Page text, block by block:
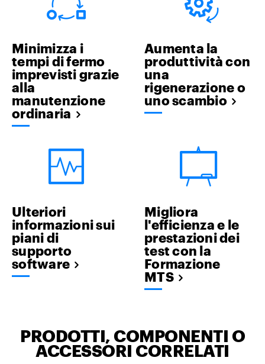
Minimizza i
tempi di fermo
imprevisti grazie
alla
manutenzione
ordinaria
Aumenta la
produttività con
una
rigenerazione o
uno scambio
Ulteriori
informazioni sui
piani di
supporto
software
Migliora
l'efficienza e le
prestazioni dei
test con la
Formazione
MTS
PRODOTTI, COMPONENTI O
ACCESSORI CORRELATI